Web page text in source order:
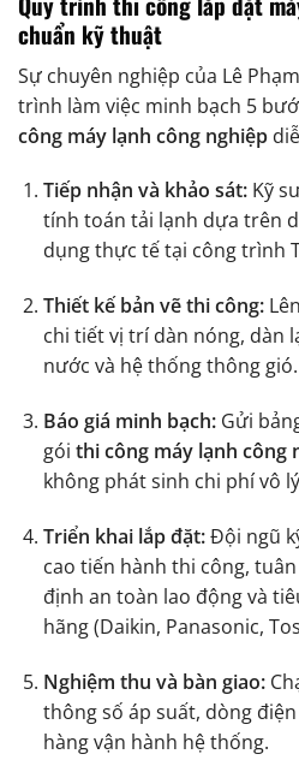
chuẩn kỹ thuật
Sự chuyên nghiệp của Lê
trình làm việc minh bạch 5
công máy lạnh công nghiệp
Tiếp nhận và khảo sát:Kỹ
tính toán tải lạnh dựa trên
dụng thực tế tại công trình
Thiết kế bản vẽ thi công:
chi tiết vị trí dàn nóng, dàn
nước và hệ thống thông gió.
Báo giá minh bạch:Gửi
gói thi công máy lạnh công
không phát sinh chi phí vô
Triển khai lắp đặt:Đội ngũ
cao tiến hành thi công,
định an toàn lao động và
hãng (Daikin, Panasonic,
Nghiệm thu và bàn giao:
thông số áp suất, dòng
hàng vận hành hệ thống.